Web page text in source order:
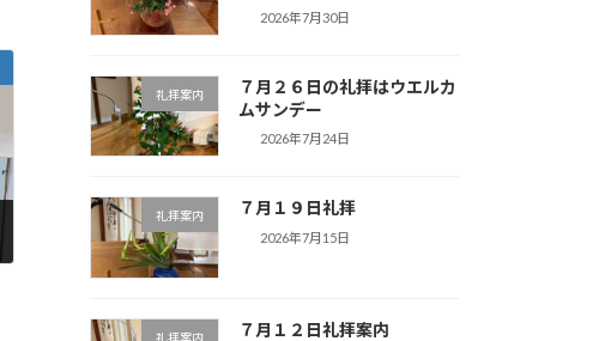
2026年7月30日
礼拝案内
７月２６日の礼拝はウエルカ
ムサンデー
2026年7月24日
礼拝案内 ７月１９日礼拝
2026年7月15日
礼拝案内 ７月１２日礼拝案内